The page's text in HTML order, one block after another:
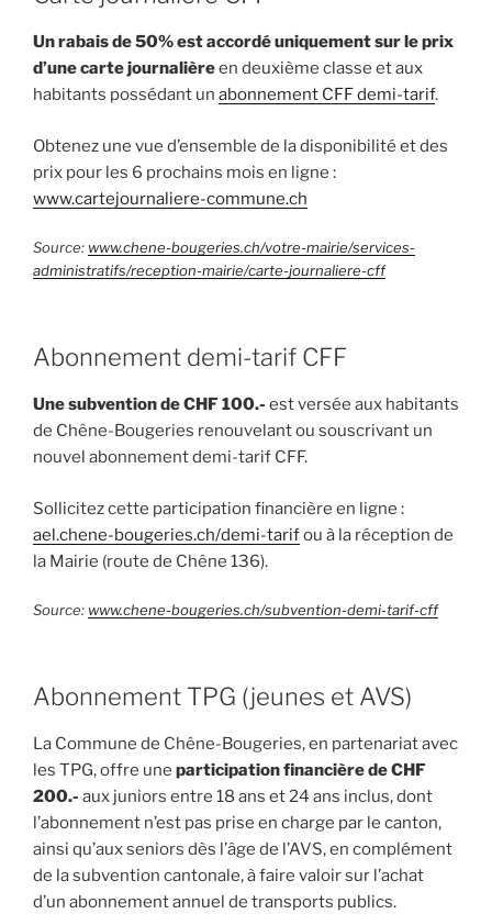
Un rabais de 50% est accordé uniquement sur le prix
d’une carte journalièreen deuxième classe et aux
habitants possédant un abonnement CFF demi-tarif.
Obtenez une vue d’ensemble de la disponibilité et des
prix pour les 6 prochains mois en ligne :
www.cartejournaliere-commune.ch
Source: www.chene-bougeries.ch/votre-mairie/services-
administratifs/reception-mairie/carte-journaliere-cff
Abonnement demi-tarif CFF
Une subvention de CHF 100.- est versée aux habitants
de Chêne-Bougeries renouvelant ou souscrivant un
nouvel abonnement demi-tarif CFF.
Sollicitez cette participation financière en ligne :
ael.chene-bougeries.ch/demi-tarifou à la réception de
la Mairie (route de Chêne 136).
Source: www.chene-bougeries.ch/subvention-demi-tarif-cff
Abonnement TPG (jeunes et AVS)
La Commune de Chêne-Bougeries, en partenariat avec
les TPG, offre une participation financière de CHF
200.- aux juniors entre 18 ans et 24 ans inclus, dont
l’abonnement n’est pas prise en charge par le canton,
ainsi qu’aux seniors dès l’âge de l’AVS, en complément
de la subvention cantonale, à faire valoir sur l’achat
d’un abonnement annuel de transports publics.